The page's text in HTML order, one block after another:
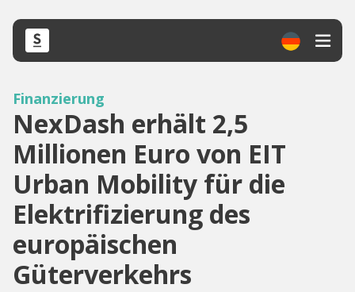
Finanzierung
NexDash erhält 2,5
Millionen Euro von EIT
Urban Mobility für die
Elektrifizierung des
europäischen
Güterverkehrs